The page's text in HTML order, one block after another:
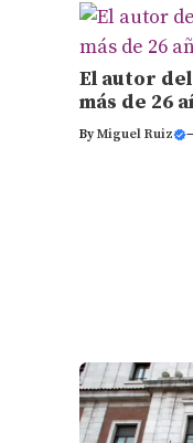
El autor
más de 26
ByMiguel Ruiz